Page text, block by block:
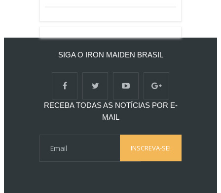
SIGA O IRON MAIDEN BRASIL
RECEBA TODAS AS NOTÍCIAS POR E-
MAIL